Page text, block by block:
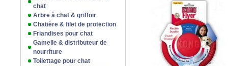
chat
Arbre à chat & griffoir
Chatière & filet de protection
Friandises pour chat
Gamelle & distributeur de
nourriture
Toilettage pour chat